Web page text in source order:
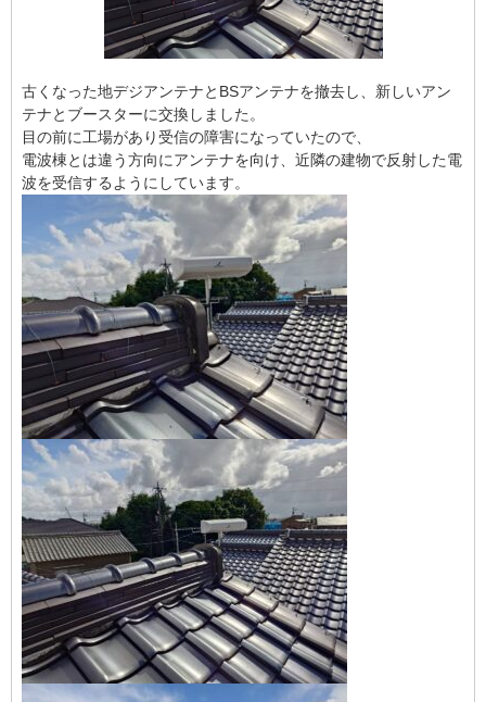
古くなった地デジアンテナとBSアンテナを撤去し、新しいアン
テナとブースターに交換しました。
目の前に工場があり受信の障害になっていたので、
電波棟とは違う方向にアンテナを向け、近隣の建物で反射した電
波を受信するようにしています。